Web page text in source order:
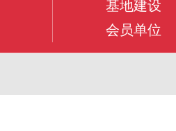
基地建设
会员单位